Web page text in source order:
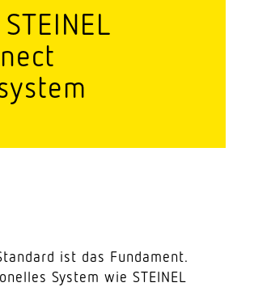
ist das Fundament.
System wie STEINEL